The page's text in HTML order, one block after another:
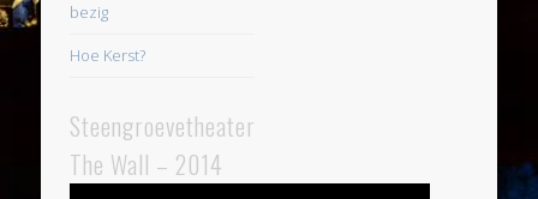
bezig
Hoe Kerst?
Steengroevetheater
The Wall – 2014